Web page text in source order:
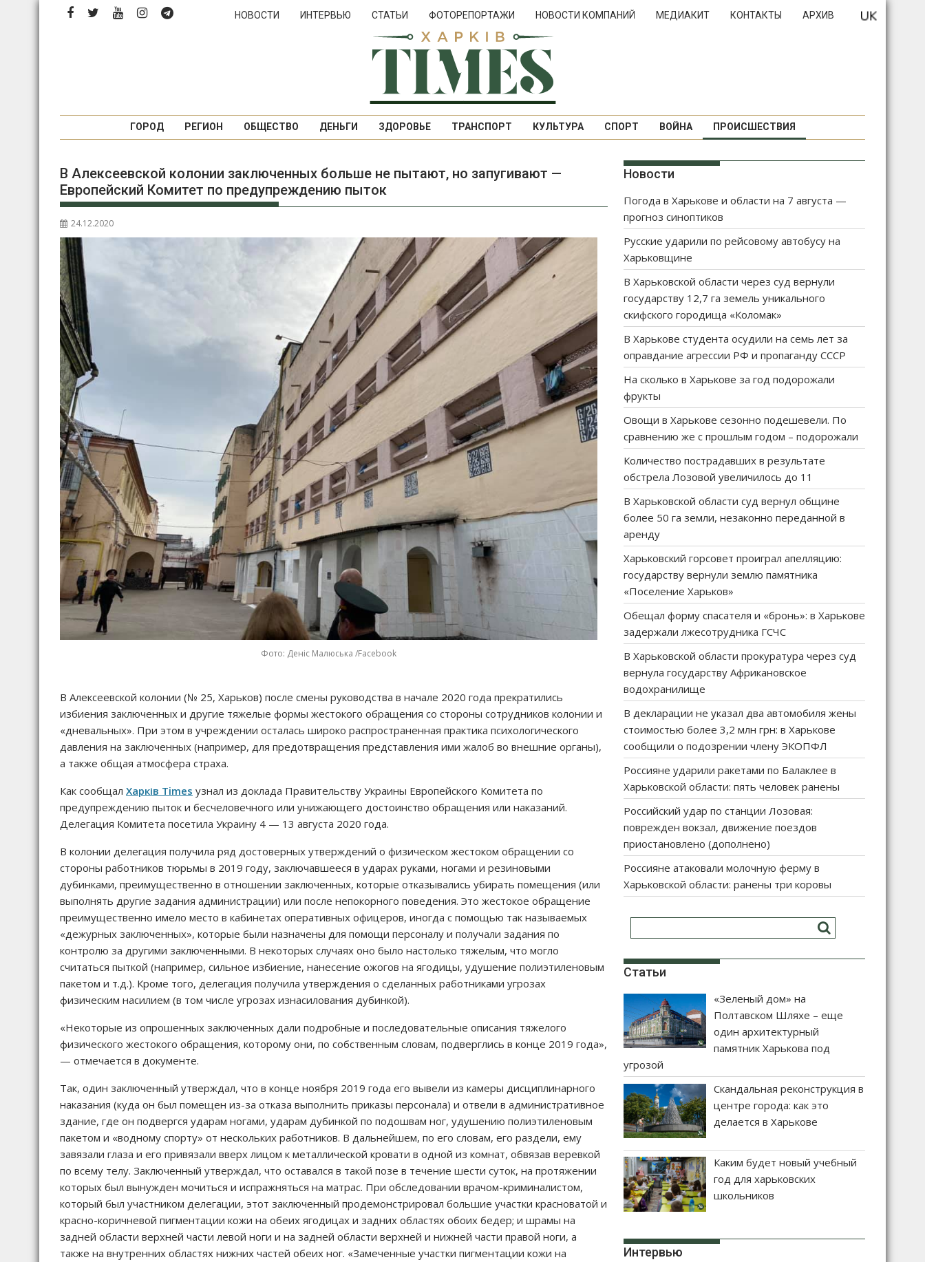
НОВОСТИ ИНТЕРВЬЮ СТАТЬИ ФОТОРЕПОРТАЖИ НОВОСТИ КОМПАНИЙ МЕДИАКИТ КОНТАКТЫ АРХИВ
ГОРОД РЕГИОН ОБЩЕСТВО ДЕНЬГИ ЗДОРОВЬЕ ТРАНСПОРТ КУЛЬТУРА СПОРТ ВОЙНА ПРОИСШЕСТВИЯ
В Алексеевской колонии заключенных больше не пытают, но запугивают —
Европейский Комитет по предупреждению пыток
24.12.2020
Фото: Деніс Малюська /Facebook
В Алексеевской колонии (№ 25, Харьков) после смены руководства в начале 2020 года прекратились
избиения заключенных и другие тяжелые формы жестокого обращения со стороны сотрудников колонии и
«дневальных». При этом в учреждении осталась широко распространенная практика психологического
давления на заключенных (например, для предотвращения представления ими жалоб во внешние органы),
а также общая атмосфера страха.
Как сообщал Харків Times узнал из доклада Правительству Украины Европейского Комитета по
предупреждению пыток и бесчеловечного или унижающего достоинство обращения или наказаний.
Делегация Комитета посетила Украину 4 — 13 августа 2020 года.
В колонии делегация получила ряд достоверных утверждений о физическом жестоком обращении со
стороны работников тюрьмы в 2019 году, заключавшееся в ударах руками, ногами и резиновыми
дубинками, преимущественно в отношении заключенных, которые отказывались убирать помещения (или
выполнять другие задания администрации) или после непокорного поведения. Это жестокое обращение
преимущественно имело место в кабинетах оперативных офицеров, иногда с помощью так называемых
«дежурных заключенных», которые были назначены для помощи персоналу и получали задания по
контролю за другими заключенными. В некоторых случаях оно было настолько тяжелым, что могло
считаться пыткой (например, сильное избиение, нанесение ожогов на ягодицы, удушение полиэтиленовым
пакетом и т.д.). Кроме того, делегация получила утверждения о сделанных работниками угрозах
физическим насилием (в том числе угрозах изнасилования дубинкой).
«Некоторые из опрошенных заключенных дали подробные и последовательные описания тяжелого
физического жестокого обращения, которому они, по собственным словам, подверглись в конце 2019 года»,
— отмечается в документе.
Так, один заключенный утверждал, что в конце ноября 2019 года его вывели из камеры дисциплинарного
наказания (куда он был помещен из-за отказа выполнить приказы персонала) и отвели в административное
здание, где он подвергся ударам ногами, ударам дубинкой по подошвам ног, удушению полиэтиленовым
пакетом и «водному спорту» от нескольких работников. В дальнейшем, по его словам, его раздели, ему
завязали глаза и его привязали вверх лицом к металлической кровати в одной из комнат, обвязав веревкой
по всему телу. Заключенный утверждал, что оставался в такой позе в течение шести суток, на протяжении
которых был вынужден мочиться и испражняться на матрас. При обследовании врачом-криминалистом,
который был участником делегации, этот заключенный продемонстрировал большие участки красноватой и
красно-коричневой пигментации кожи на обеих ягодицах и задних областях обоих бедер; и шрамы на
задней области верхней части левой ноги и на задней области верхней и нижней части правой ноги, а
также на внутренних областях нижних частей обеих ног. «Замеченные участки пигментации кожи на
Новости
Погода в Харькове и области на 7 августа —
прогноз синоптиков
Русские ударили по рейсовому автобусу на
Харьковщине
В Харьковской области через суд вернули
государству 12,7 га земель уникального
скифского городища «Коломак»
В Харькове студента осудили на семь лет за
оправдание агрессии РФ и пропаганду СССР
На сколько в Харькове за год подорожали
фрукты
Овощи в Харькове сезонно подешевели. По
сравнению же с прошлым годом – подорожали
Количество пострадавших в результате
обстрела Лозовой увеличилось до 11
В Харьковской области суд вернул общине
более 50 га земли, незаконно переданной в
аренду
Харьковский горсовет проиграл апелляцию:
государству вернули землю памятника
«Поселение Харьков»
Обещал форму спасателя и «бронь»: в Харькове
задержали лжесотрудника ГСЧС
В Харьковской области прокуратура через суд
вернула государству Африкановское
водохранилище
В декларации не указал два автомобиля жены
стоимостью более 3,2 млн грн: в Харькове
сообщили о подозрении члену ЭКОПФЛ
Россияне ударили ракетами по Балаклее в
Харьковской области: пять человек ранены
Российский удар по станции Лозовая:
поврежден вокзал, движение поездов
приостановлено (дополнено)
Россияне атаковали молочную ферму в
Харьковской области: ранены три коровы
Статьи
«Зеленый дом» на
Полтавском Шляхе – еще
один архитектурный
памятник Харькова под
угрозой
Скандальная реконструкция в
центре города: как это
делается в Харькове
Каким будет новый учебный
год для харьковских
школьников
Интервью